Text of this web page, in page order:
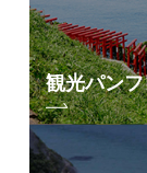
観光パン